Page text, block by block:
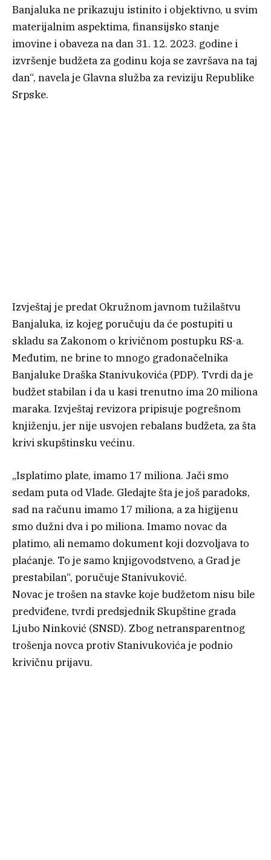
Banjaluka ne prikazuju istinito i objektivno, u svim
materijalnim aspektima, finansijsko stanje
imovine i obaveza na dan 31. 12. 2023. godine i
izvršenje budžeta za godinu koja se završava na taj
dan“, navela je Glavna služba za reviziju Republike
Srpske.
Izvještaj je predat Okružnom javnom tužilaštvu
Banjaluka, iz kojeg poručuju da će postupiti u
skladu sa Zakonom o krivičnom postupku RS-a.
Međutim, ne brine to mnogo gradonačelnika
Banjaluke Draška Stanivukovića (PDP). Tvrdi da je
budžet stabilan i da u kasi trenutno ima 20 miliona
maraka. Izvještaj revizora pripisuje pogrešnom
knjiženju, jer nije usvojen rebalans budžeta, za šta
krivi skupštinsku većinu.
„Isplatimo plate, imamo 17 miliona. Jači smo
sedam puta od Vlade. Gledajte šta je još paradoks,
sad na računu imamo 17 miliona, a za higijenu
smo dužni dva i po miliona. Imamo novac da
platimo, ali nemamo dokument koji dozvoljava to
plaćanje. To je samo knjigovodstveno, a Grad je
prestabilan“, poručuje Stanivuković.
Novac je trošen na stavke koje budžetom nisu bile
predviđene, tvrdi predsjednik Skupštine grada
Ljubo Ninković (SNSD). Zbog netransparentnog
trošenja novca protiv Stanivukovića je podnio
krivičnu prijavu.